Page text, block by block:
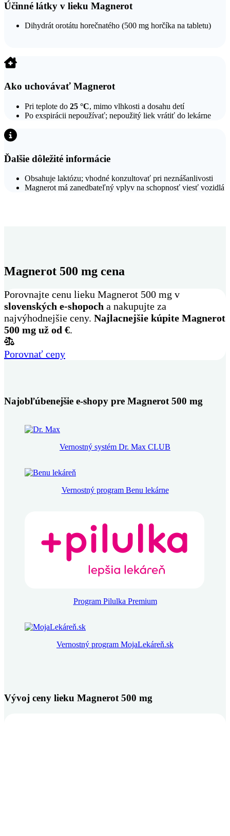
Účinné látky v lieku Magnerot
Dihydrát orotátu horečnatého (500 mg horčíka na tabletu)
Ako uchovávať Magnerot
Pri teplote do 25 °C, mimo vlhkosti a dosahu detí
Po exspirácii nepoužívať; nepoužitý liek vrátiť do lekárne
Ďalšie dôležité informácie
Obsahuje laktózu; vhodné konzultovať pri neznášanlivosti
Magnerot má zanedbateľný vplyv na schopnosť viesť vozidlá
Magnerot 500 mg cena
Porovnajte cenu lieku Magnerot 500 mg v
slovenských e-shopoch a nakupujte za
najvýhodnejšie ceny. Najlacnejšie kúpite Magnerot
500 mg už od €.
Porovnať ceny
Najobľúbenejšie e-shopy pre Magnerot 500 mg
Vernostný systém Dr. Max CLUB
Vernostný program Benu lekárne
Program Pilulka Premium
Vernostný program MojaLekáreň.sk
Vývoj ceny lieku Magnerot 500 mg